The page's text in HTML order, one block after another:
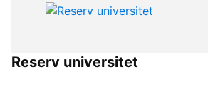
Reserv universitet